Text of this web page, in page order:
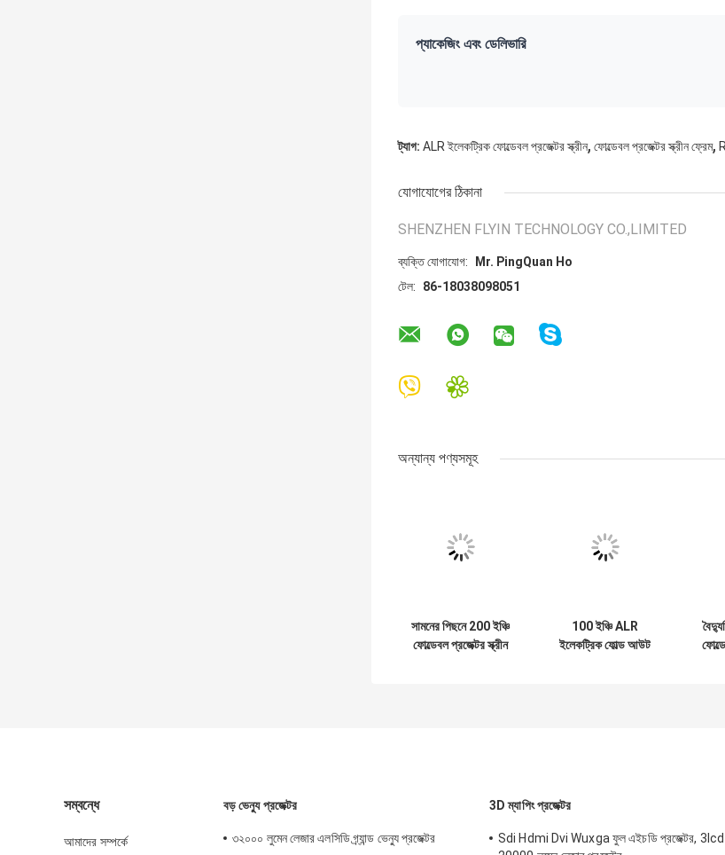
প্যাকেজিং এবং ডেলিভারি
ALR ইলেকট্রিক ফোল্ডেবল প্রজেক্টর স্ক্রীন ফোল্ডেবল প্রজেক্টর স্ক্রীন ফ্রেম
SHENZHEN FLYIN TECHNOLOGY CO.,LIMITED